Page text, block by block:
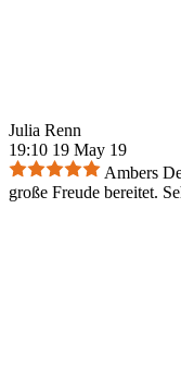
Julia Renn
19:10 19 May 19
Ambers
große Freude bereitet.